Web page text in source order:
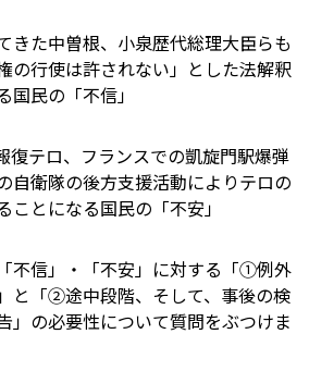
きた中曽根、小泉歴代総理大臣らも
の行使は許されない」とした法解釈
国民の「不信」
復テロ、フランスでの凱旋門駅爆弾
自衛隊の後方支援活動によりテロの
ことになる国民の「不安」
不信」・「不安」に対する「①例外
と「②途中段階、そして、事後の検
」の必要性について質問をぶつけま